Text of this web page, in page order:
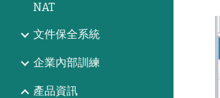
NAT
文件保全系統
企業內部訓練
產品資訊